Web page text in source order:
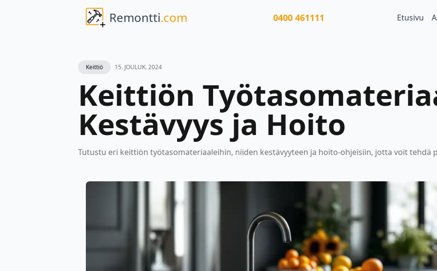
Remontti.com 0400 461111 Etusivu
Keittiö 15. JOULUK. 2024
Keittiön
Kestävyys ja Hoito
Tutustu eri keittiön työtasomateriaaleihin, niiden kestävyyteen ja hoito-ohjeisiin, jotta voit tehdä